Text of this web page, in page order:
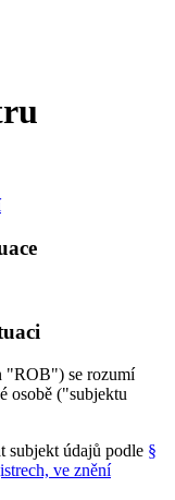
"ROB") se rozumí
osobě ("subjektu
subjekt údajů podle §
ve znění